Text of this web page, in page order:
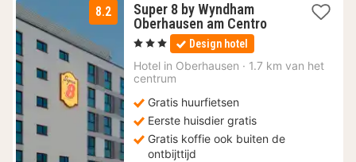
8.2
Super 8 by Wyndham
Oberhausen am Centro1
€
, 3 Sterren Design hotel
Hotel in Oberhausen · 1.7 km van het
centrum
Gratis huurfietsen
Eerste huisdier gratis
Gratis koffie ook buiten de
ontbijttijd